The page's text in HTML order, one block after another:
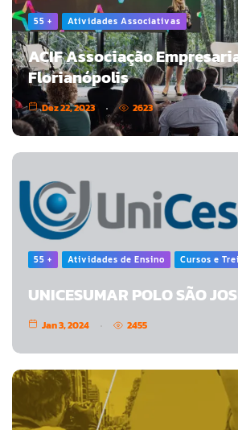
55 + Atividades Associativas
ACIF Associação
Florianópolis
Dez 22, 2023 2623
55 + Atividades de Ensino Cursos e
UNICESUMAR POLO SÃO
Jan 3, 2024 2455